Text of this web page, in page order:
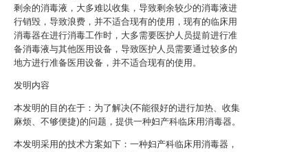
剩余的消毒液，大多难以收集，导致剩余较少的消毒液进
行销毁，导致浪费，并不适合现有的使用，现有的临床用
消毒器在进行消毒工作时，大多需要医护人员提前进行准
备消毒液与其他医用设备，导致医护人员需要通过较多的
地方进行准备医用设备，并不适合现有的使用。
发明内容
本发明的目的在于：为了解决(不能很好的进行加热、收集
麻烦、不够便捷)的问题，提供一种妇产科临床用消毒器。
本发明采用的技术方案如下：一种妇产科临床用消毒器，